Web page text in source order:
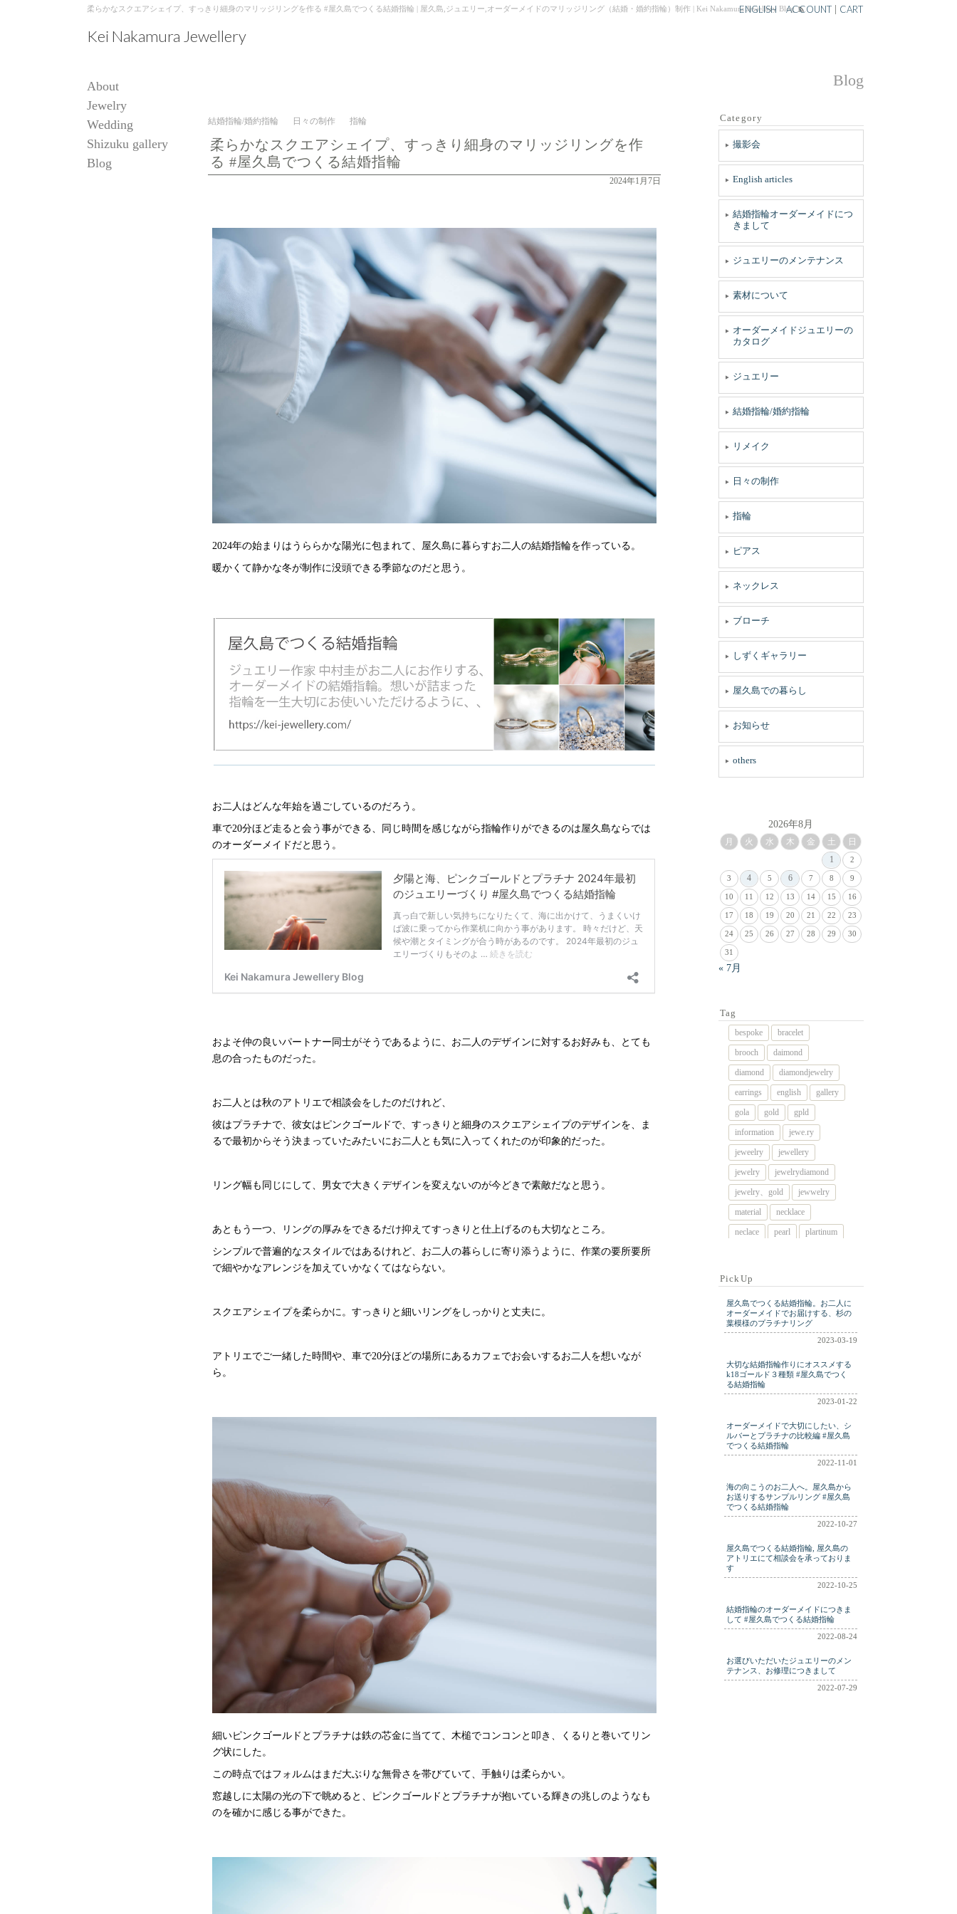
柔らかなスクエアシェイプ、すっきり細身のマリッジリングを作る #屋久島でつくる結婚指輪 | 屋久島,ジュエリー,オーダーメイドのマリッジリング（結婚・婚約指輪）制作 | Kei Nakamura Jewellery Blog
Kei Nakamura Jewellery
ENGLISH ACCOUNT CART
About
Jewelry
Wedding
Shizuku gallery
Blog
Blog
結婚指輪/婚約指輪 日々の制作 指輪
柔らかなスクエアシェイプ、すっきり細身のマリッジリングを作
る #屋久島でつくる結婚指輪
2024年1月7日
2024年の始まりはうららかな陽光に包まれて、屋久島に暮らすお二人の結婚指輪を作っている。
暖かくて静かな冬が制作に没頭できる季節なのだと思う。
お二人はどんな年始を過ごしているのだろう。
車で20分ほど走ると会う事ができる、同じ時間を感じながら指輪作りができるのは屋久島ならでは
のオーダーメイドだと思う。
およそ仲の良いパートナー同士がそうであるように、お二人のデザインに対するお好みも、とても
息の合ったものだった。
お二人とは秋のアトリエで相談会をしたのだけれど、
彼はプラチナで、彼女はピンクゴールドで、すっきりと細身のスクエアシェイプのデザインを、ま
るで最初からそう決まっていたみたいにお二人とも気に入ってくれたのが印象的だった。
リング幅も同じにして、男女で大きくデザインを変えないのが今どきで素敵だなと思う。
あともう一つ、リングの厚みをできるだけ抑えてすっきりと仕上げるのも大切なところ。
シンプルで普遍的なスタイルではあるけれど、お二人の暮らしに寄り添うように、作業の要所要所
で細やかなアレンジを加えていかなくてはならない。
スクエアシェイプを柔らかに。すっきりと細いリングをしっかりと丈夫に。
アトリエでご一緒した時間や、車で20分ほどの場所にあるカフェでお会いするお二人を想いなが
ら。
細いピンクゴールドとプラチナは鉄の芯金に当てて、木槌でコンコンと叩き、くるりと巻いてリン
グ状にした。
この時点ではフォルムはまだ大ぶりな無骨さを帯びていて、手触りは柔らかい。
窓越しに太陽の光の下で眺めると、ピンクゴールドとプラチナが抱いている輝きの兆しのようなも
のを確かに感じる事ができた。
Category
撮影会
English articles
結婚指輪オーダーメイドにつ
きまして
ジュエリーのメンテナンス
素材について
オーダーメイドジュエリーの
カタログ
ジュエリー
結婚指輪/婚約指輪
リメイク
日々の制作
指輪
ピアス
ネックレス
ブローチ
しずくギャラリー
屋久島での暮らし
お知らせ
others
2026年8月
月 火 水 木 金 土
日
1
2
3 4 5 6 7 8 9
10 11 12 13 14 15 16
17 18 19 20 21 22 23
24 25 26 27 28 29 30
31
« 7月
Tag
bespoke
bracelet
brooch
daimond
diamond
diamondjewelry
earrings
english
gallery
gola
gold
gpld
information
jewe.ry
jeweelry
jewellery
jewelry
jewelrydiamond
jewelry、gold
jewwelry
material
necklace
neclace
pearl
plartinum
shell
silver
wdding
weddig
wedding
yakushima
PickUp
屋久島でつくる結婚指輪。お二人に
オーダーメイドでお届けする、杉の
葉模様のプラチナリング
2023-03-19
大切な結婚指輪作りにオススメする
k18ゴールド３種類 #屋久島でつく
る結婚指輪
2023-01-22
オーダーメイドで大切にしたい、シ
ルバーとプラチナの比較編 #屋久島
でつくる結婚指輪
2022-11-01
海の向こうのお二人へ。屋久島から
お送りするサンプルリング #屋久島
でつくる結婚指輪
2022-10-27
屋久島でつくる結婚指輪, 屋久島の
アトリエにて相談会を承っておりま
す
2022-10-25
結婚指輪のオーダーメイドにつきま
して #屋久島でつくる結婚指輪
2022-08-24
お選びいただいたジュエリーのメン
テナンス、お修理につきまして
2022-07-29